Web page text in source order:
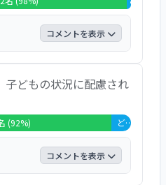
応､設備に関することな
気になる点が寄せられ
身の発達」「興味や関
会との関わり」「安全対
ラブル対応」「気持ちの
保護｣「保育内容の説
」「苦情窓口」などの17
持を得ている。
コメントを表示
、「どちらともいえ
あった｡ 自由意見で
いるようで朝もニコ
う声が寄せられている
活動は掲示してくれて
てどう接してくれてい
という意見が寄せられ
どもの状況に配慮され
(92%) どちらともいえない 5名 (8%)
コメントを表示